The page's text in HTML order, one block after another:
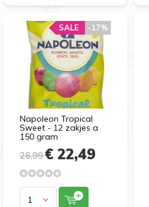
Napoleon Tropical
Sweet - 12 zakjes a
150 gram
-17%
SALE
26,99€ 22,49